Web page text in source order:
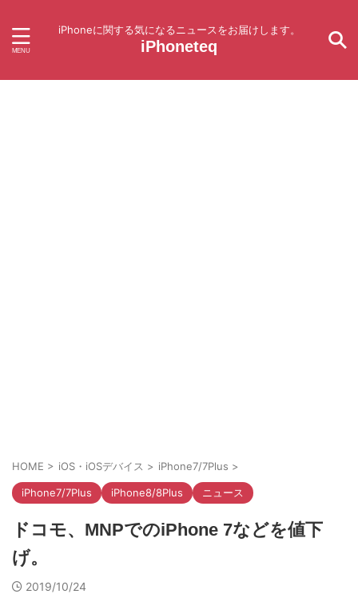
iPhoneに関する気になるニュースをお届けします。
iPhoneteq
HOME > iOS・iOSデバイス > iPhone7/7Plus >
iPhone7/7Plus iPhone8/8Plus ニュース
ドコモ、MNPでのiPhone 7などを値下
げ。
2019/10/24